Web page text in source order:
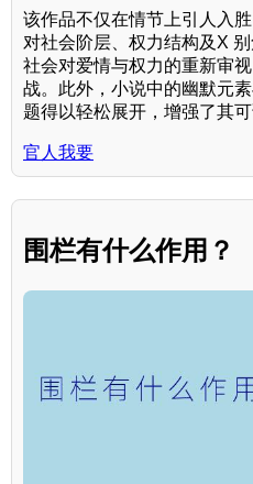
该作品不仅在情节上引人入
对社会阶层、权力结构及X
社会对爱情与权力的重新审
战。此外，小说中的幽默元
题得以轻松展开，增强了其可
官人我要
围栏有什么作用？